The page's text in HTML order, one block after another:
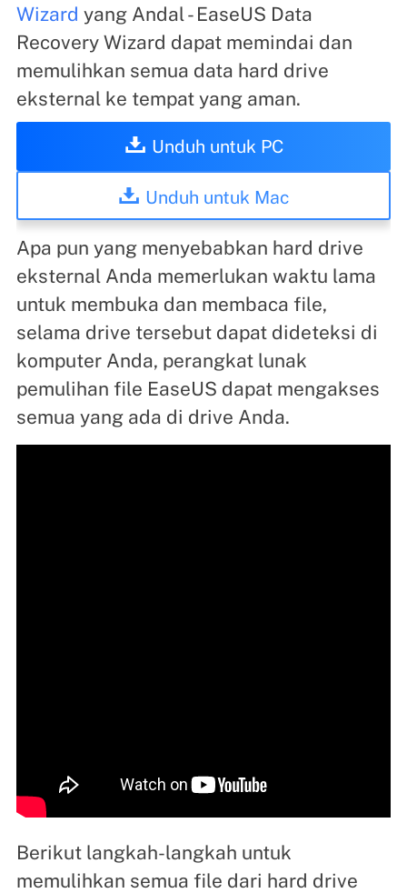
Wizard yang Andal - EaseUS Data
Recovery Wizard dapat memindai dan
memulihkan semua data hard drive
eksternal ke tempat yang aman.
Unduh untuk PC
Unduh untuk Mac
Apa pun yang menyebabkan hard drive
eksternal Anda memerlukan waktu lama
untuk membuka dan membaca file,
selama drive tersebut dapat dideteksi di
komputer Anda, perangkat lunak
pemulihan file EaseUS dapat mengakses
semua yang ada di drive Anda.
Berikut langkah-langkah untuk
memulihkan semua file dari hard drive